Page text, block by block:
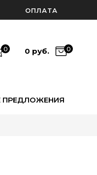
ОПЛАТА
0 0 руб. 0
ПРЕДЛОЖЕНИЯ